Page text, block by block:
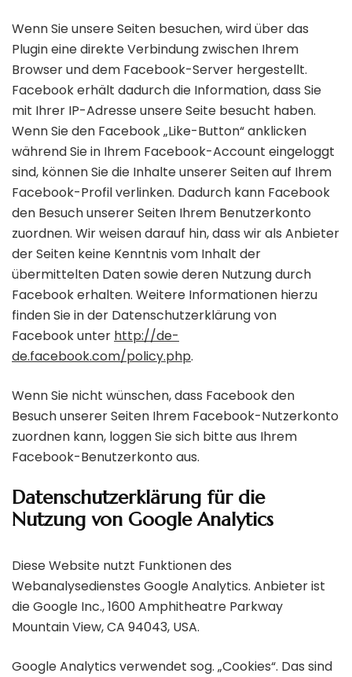
Wenn Sie unsere Seiten besuchen, wird über das
Plugin eine direkte Verbindung zwischen Ihrem
Browser und dem Facebook-Server hergestellt.
Facebook erhält dadurch die Information, dass Sie
mit Ihrer IP-Adresse unsere Seite besucht haben.
Wenn Sie den Facebook „Like-Button“ anklicken
während Sie in Ihrem Facebook-Account eingeloggt
sind, können Sie die Inhalte unserer Seiten auf Ihrem
Facebook-Profil verlinken. Dadurch kann Facebook
den Besuch unserer Seiten Ihrem Benutzerkonto
zuordnen. Wir weisen darauf hin, dass wir als Anbieter
der Seiten keine Kenntnis vom Inhalt der
übermittelten Daten sowie deren Nutzung durch
Facebook erhalten. Weitere Informationen hierzu
finden Sie in der Datenschutzerklärung von
Facebook unter http://de-
de.facebook.com/policy.php.
Wenn Sie nicht wünschen, dass Facebook den
Besuch unserer Seiten Ihrem Facebook-Nutzerkonto
zuordnen kann, loggen Sie sich bitte aus Ihrem
Facebook-Benutzerkonto aus.
Datenschutzerklärung für die
Nutzung von Google Analytics
Diese Website nutzt Funktionen des
Webanalysedienstes Google Analytics. Anbieter ist
die Google Inc., 1600 Amphitheatre Parkway
Mountain View, CA 94043, USA.
Google Analytics verwendet sog. „Cookies“. Das sind